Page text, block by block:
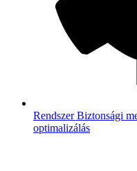
RendszerBiztonsági
optimalizálás